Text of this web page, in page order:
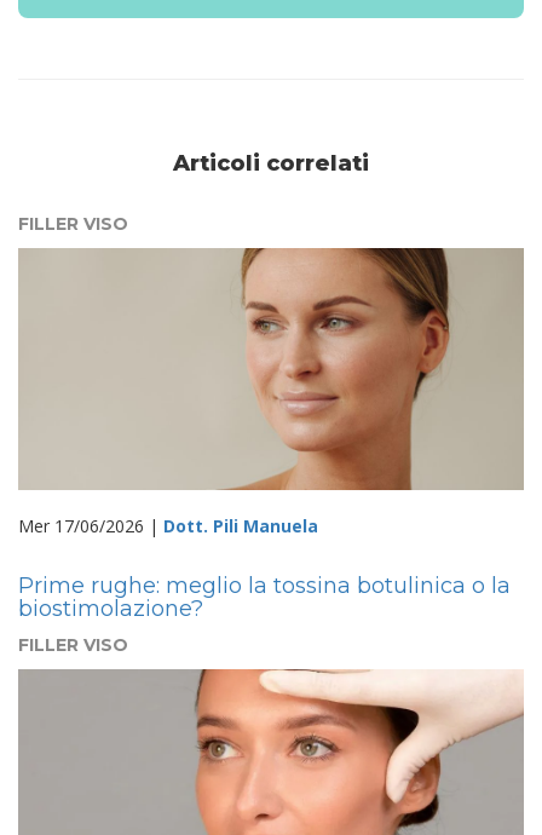
Articoli correlati
FILLER VISO
Mer 17/06/2026 | Dott. Pili Manuela
Prime rughe: meglio la tossina botulinica o la
biostimolazione?
FILLER VISO